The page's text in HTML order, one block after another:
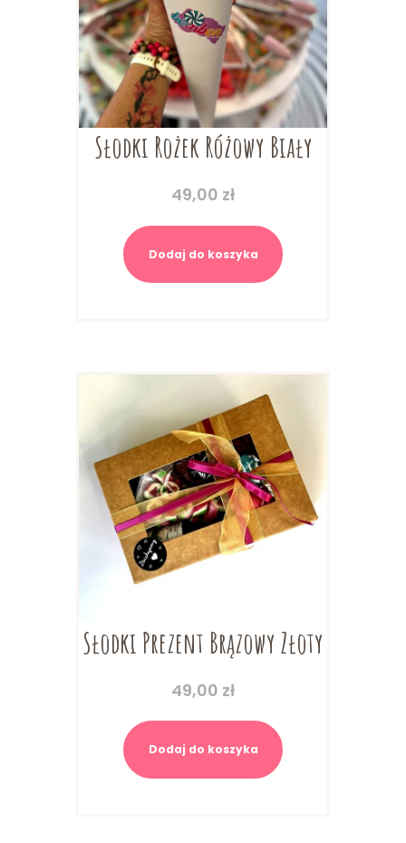
Słodki Rożek Różowy Biały
49,00 zł
Dodaj do koszyka
Słodki Prezent Brązowy Złoty
49,00 zł
Dodaj do koszyka